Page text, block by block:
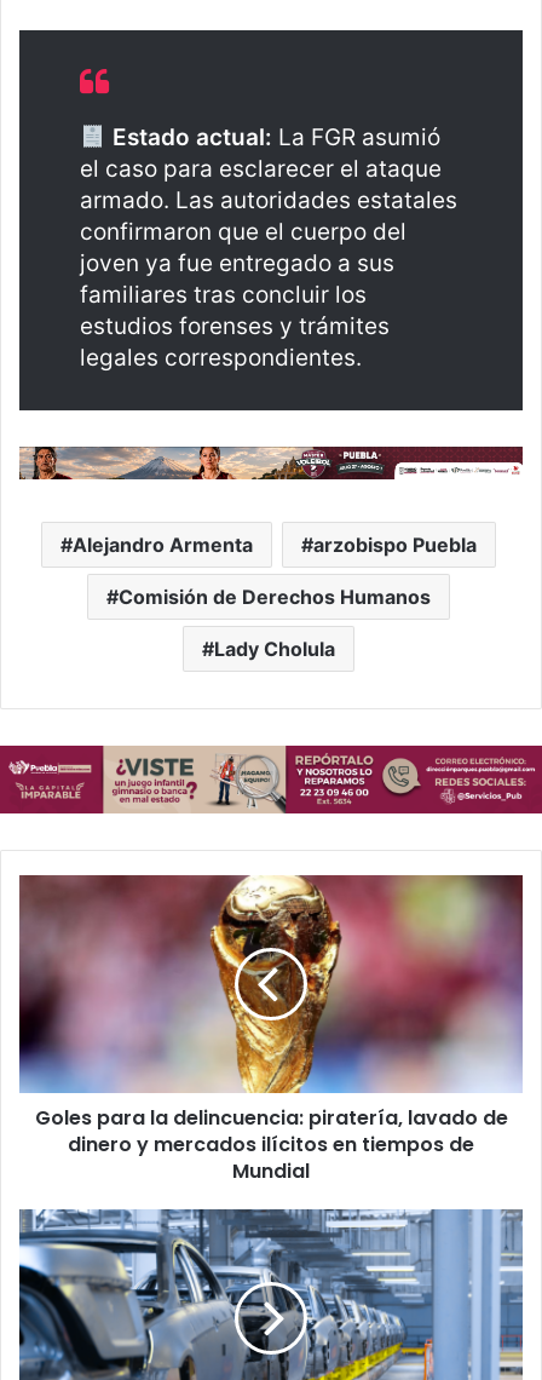
Estado actual: La FGR asumió
el caso para esclarecer el ataque
armado. Las autoridades estatales
confirmaron que el cuerpo del
joven ya fue entregado a sus
familiares tras concluir los
estudios forenses y trámites
legales correspondientes.
Alejandro Armenta arzobispo Puebla
Comisión de Derechos Humanos
Lady Cholula
piratería,
lavado
de
dinero
y
mercados
de
Mundial
Goles para la delincuencia: piratería, lavado de
dinero y mercados ilícitos en tiempos de
Mundial
Las
cadenas
de
valor
y
los
desafíos